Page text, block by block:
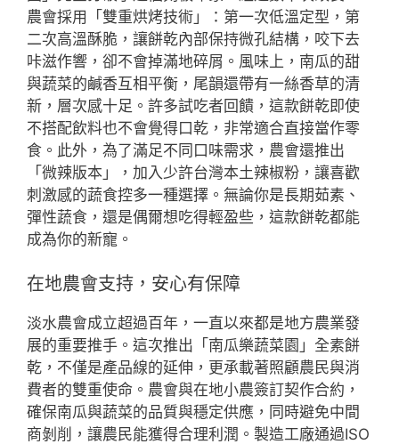
農會採用「雙重烘烤技術」：第一次低溫定型，第
二次高溫酥脆，讓餅乾內部保持微孔結構，咬下去
咔滋作響，卻不會掉滿地碎屑。風味上，南瓜的甜
與蔬菜的鹹香互相平衡，尾韻還帶有一絲香草的清
新，層次感十足。許多試吃者回饋，這款餅乾即使
不搭配飲料也不會覺得口乾，非常適合直接當作零
食。此外，為了滿足不同口味需求，農會還推出
「微辣版本」，加入少許台灣本土辣椒粉，讓喜歡
刺激感的蔬食控多一種選擇。無論你是長期茹素、
彈性蔬食，還是偶爾想吃得輕盈些，這款餅乾都能
成為你的新寵。
在地農會支持，安心有保障
淡水農會成立超過百年，一直以來都是地方農業發
展的重要推手。這次推出「南瓜樂蔬菜園」全素餅
乾，不僅是產品線的延伸，更承載著照顧農民與消
費者的雙重使命。農會與在地小農簽訂契作合約，
確保南瓜與蔬菜的品質與穩定供應，同時避免中間
商剝削，讓農民能獲得合理利潤。製造工廠通過ISO